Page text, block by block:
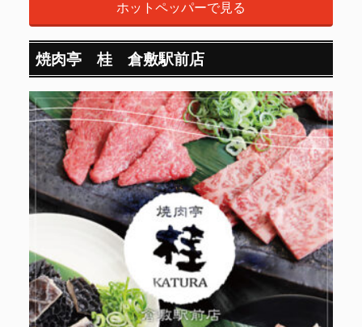
ホットペッパーで見る
焼肉亭 桂 倉敷駅前店